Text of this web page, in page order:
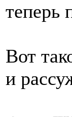
теперь
Вот
и